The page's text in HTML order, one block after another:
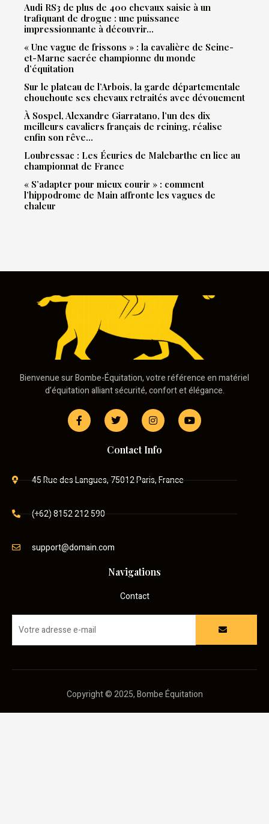
Audi RS3 de plus de 400 chevaux saisie à un
trafiquant de drogue : une puissance
impressionnante à découvrir…
« Une vague de frissons » : la cavalière de Seine-
et-Marne sacrée championne du monde
d’équitation
Sur le plateau de l’Arbois, la garde départementale
chouchoute ses chevaux retraités avec dévouement
À Sospel, Alexandre Giarratano, l’un des dix
meilleurs cavaliers français de reining, réalise
enfin son rêve…
Loubressac : Les Écuries de Malebarthe en lice au
championnat de France
« S’adapter pour mieux courir » : comment
l’hippodrome de Main affronte les vagues de
chaleur
Bienvenue sur Bombe-Équitation, votre référence en matériel
d’équitation alliant sécurité, confort et élégance.
Contact Info
45 Rue des Langues, 75012 Paris, France
(+62) 8152 212 590
support@domain.com
Navigations
Contact
Copyright © 2025, Bombe Équitation